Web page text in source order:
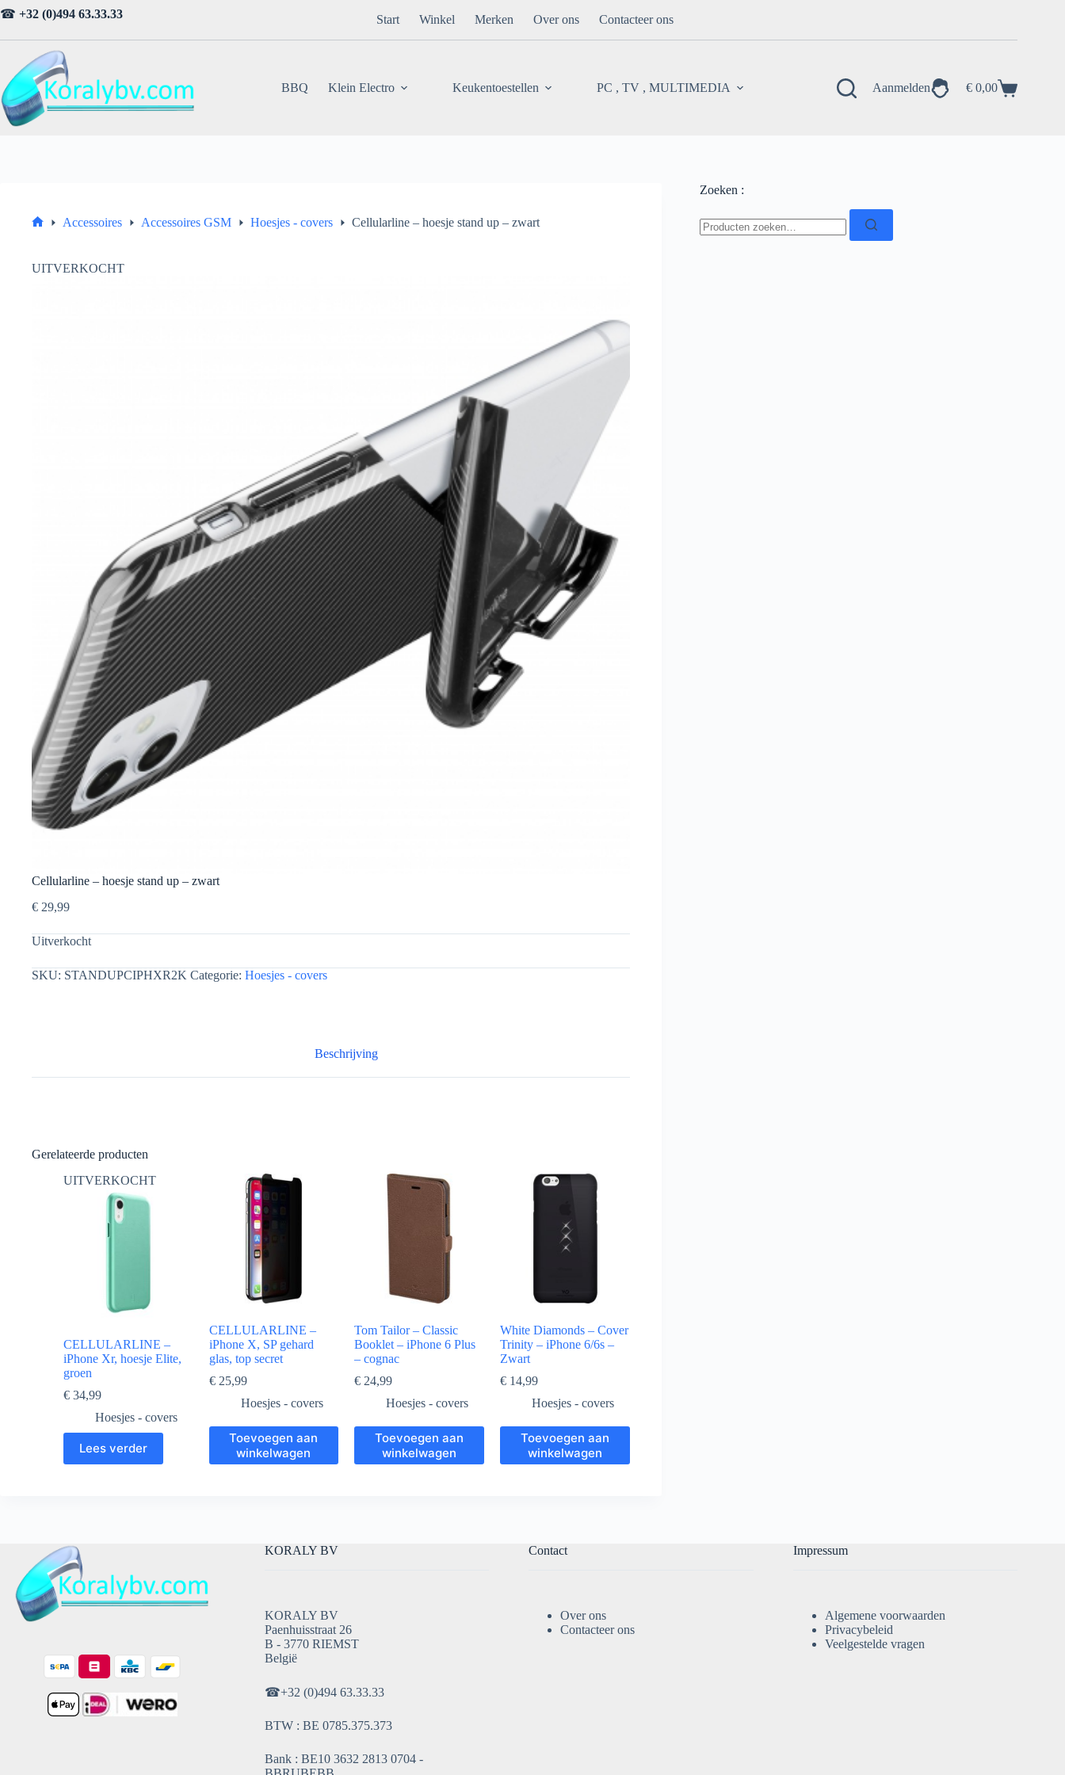
Ga
naar
☎ +32 (0)494 63.33.33 Start Winkel Merken Over ons Contacteer ons
BBQ Klein Electro Keukentoestellen PC , TV , MULTIMEDIA Aanmelden Winkelwagen
€ 0,00
Accessoires Accessoires GSM Hoesjes - covers Cellularline – hoesje stand up – zwart
UITVERKOCHT
Cellularline – hoesje stand up – zwart
€ 29,99
Uitverkocht
SKU: STANDUPCIPHXR2K Categorie: Hoesjes - covers
Beschrijving
Gerelateerde producten
UITVERKOCHT
CELLULARLINE –
iPhone Xr, hoesje Elite,
groen
€ 34,99
Hoesjes - covers
Lees verder
CELLULARLINE –
iPhone X, SP gehard
glas, top secret
€25,99
Hoesjes - covers
Toevoegen aan
winkelwagen
Tom Tailor – Classic
Booklet – iPhone 6 Plus
– cognac
€ 24,99
Hoesjes - covers
Toevoegen aan
winkelwagen
White Diamonds – Cover
Trinity – iPhone 6/6s –
Zwart
€14,99
Hoesjes - covers
Toevoegen aan
winkelwagen
Zoeken :
naar:
KORALY BV
KORALY BV
Paenhuisstraat 26
B - 3770 RIEMST
België
☎+32 (0)494 63.33.33
BTW : BE 0785.375.373
Bank : BE10 3632 2813 0704 -
Contact
Over ons
Contacteer ons
Impressum
Algemene voorwaarden
Privacybeleid
Veelgestelde vragen